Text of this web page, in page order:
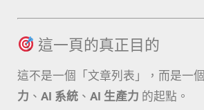
這一頁的真正目的
這不是一個「文章列表」，而是一
力 、 AI 系統 、 AI 生產力 的起點。